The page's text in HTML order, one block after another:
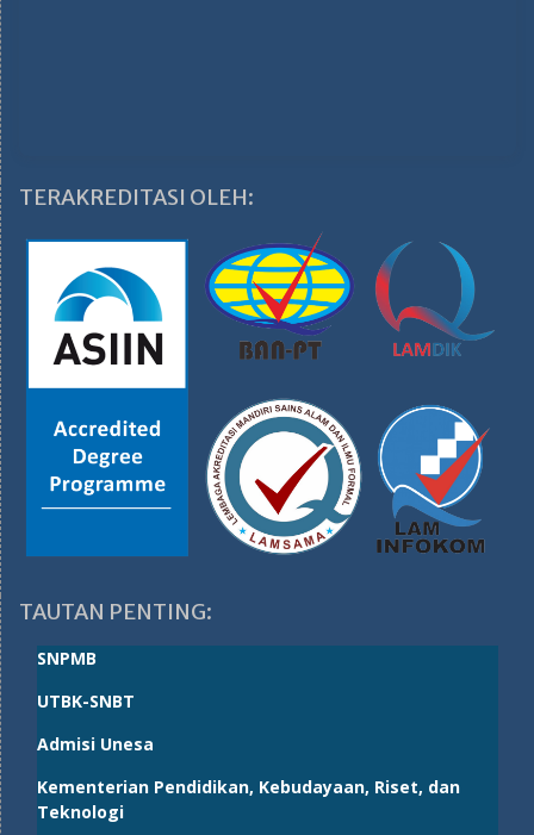
TERAKREDITASI OLEH:
TAUTAN PENTING:
SNPMB
UTBK-SNBT
Admisi Unesa
Kementerian Pendidikan, Kebudayaan, Riset, dan
Teknologi